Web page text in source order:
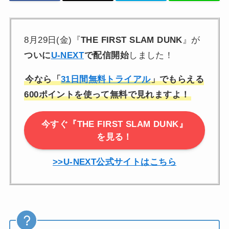
8月29日(金)『THE FIRST SLAM DUNK 』が
ついにU-NEXTで配信開始しました！
今なら「31日間無料トライアル」でもらえる
600ポイントを使って無料で見れますよ！
今すぐ『THE FIRST SLAM DUNK』
を見る！
>>U-NEXT公式サイトはこちら